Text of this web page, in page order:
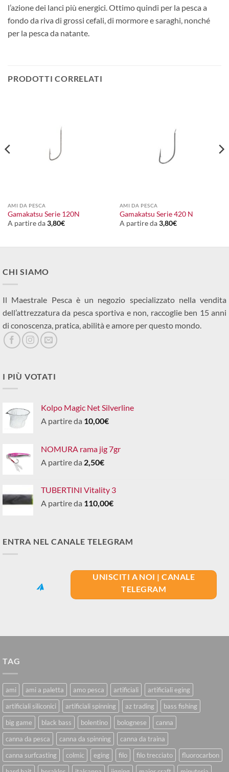
l’azione dei lanci più energici. Ottimo quindi per la pesca a
fondo da riva di grossi cefali, di mormore e saraghi, nonché
per la pesca da natante.
PRODOTTI CORRELATI
AMI DA PESCA
Gamakatsu Serie 120N
A partire da3,80€
AMI DA PESCA
Gamakatsu Serie 420 N
A partire da3,80€
CHI SIAMO
Il Maestrale Pesca è un negozio specializzato nella vendita
dell’attrezzatura da pesca sportiva e non, raccoglie ben 15 anni
di conoscenza, pratica, abilità e amore per questo mondo.
I PIÙ VOTATI
Kolpo Magic Net Silverline
A partire da 10,00€
NOMURA rama jig 7gr
A partire da 2,50€
TUBERTINI Vitality 3
A partire da 110,00€
ENTRA NEL CANALE TELEGRAM
UNISCITI A NOI | CANALE
TELEGRAM
TAG
ami ami a paletta amo pesca artificiali
artificiali eging
artificiali siliconici
artificiali spinning az trading
bass fishing
big game
black bass bolentino bolognese
canna
canna da pesca
canna da spinning
canna da traina
canna surfcasting
colmic eging filo filo trecciato
fluorocarbon